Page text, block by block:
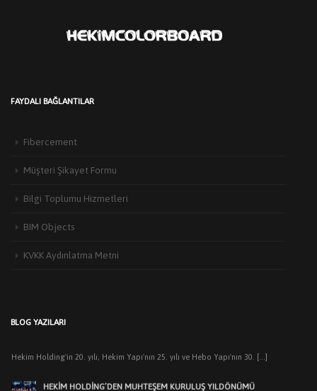
FAYDALI BAĞLANTILAR
Fibercement
Müşteri Şikayet Formu
Bilgi Toplumu Hizmetleri
BIM Objects
KVKK Aydınlatma Metni
BLOG YAZILARI
3 Haziran 2026
,Edirne Mimarlar Odası [...]
HEKIM HOLDING’DEN MUHTEŞEM KURULUŞ YILDÖNÜMÜ
7 Temmuz 2026